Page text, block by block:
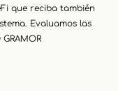
que reciba también
Evaluamos las